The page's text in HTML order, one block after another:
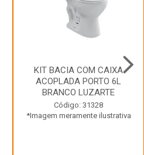
KIT BACIA COM CAIXA
ACOPLADA PORTO 6L
BRANCO LUZARTE
Código: 31328
*Imagem meramente ilustrativa